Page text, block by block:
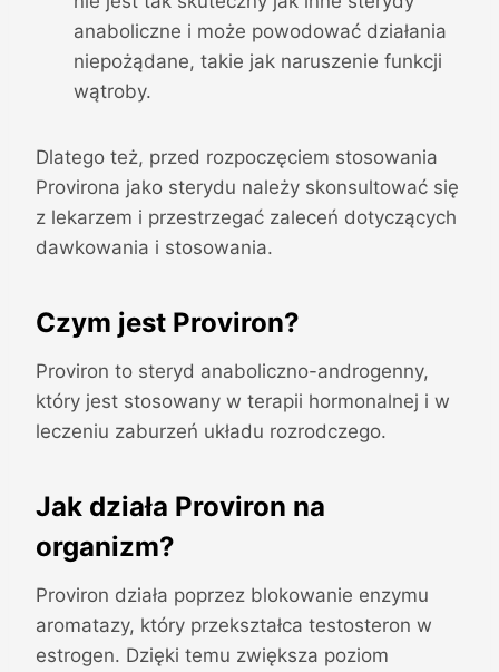
anaboliczne i może powodować działania
niepożądane, takie jak naruszenie funkcji
wątroby.
Dlatego też, przed rozpoczęciem stosowania
Provirona jako sterydu należy skonsultować się
z lekarzem i przestrzegać zaleceń dotyczących
dawkowania i stosowania.
Czym jest Proviron?
Proviron to steryd anaboliczno-androgenny,
który jest stosowany w terapii hormonalnej i w
leczeniu zaburzeń układu rozrodczego.
Jak działa Proviron na
organizm?
Proviron działa poprzez blokowanie enzymu
aromatazy, który przekształca testosteron w
estrogen. Dzięki temu zwiększa poziom